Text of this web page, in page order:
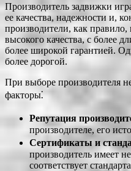
Производитель задвижки
ее качества, надежности и,
производители, как
высокого качества, с более
более широкой гарантией.
более дорогой.
При выборе производителя
факторы⁚
Репутация
производителе, его
Сертификаты и
производитель имеет
соответствует